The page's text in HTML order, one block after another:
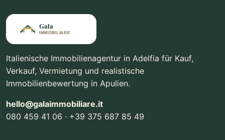
Italienische Immobilienagentur in Adelfia für Kauf,
Verkauf, Vermietung und realistische
Immobilienbewertung in Apulien.
hello@galaimmobiliare.it
080 459 41 06 · +39 375 687 85 49